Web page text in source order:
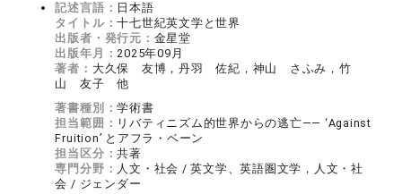
記述言語： 日本語
タイトル：十七世紀英文学と世界
出版者・発行元： 金星堂
出版年月：2025年09月
著者： 大久保 友博，丹羽 佐紀，神山 さふみ，竹
山 友子 他
著書種別：学術書
担当範囲： リバティニズム的世界からの逃亡―― ‘Against
Fruition’ とアフラ・ベーン
担当区分：共著
専門分野： 人文・社会 / 英文学、英語圏文学，人文・社
会 / ジェンダー